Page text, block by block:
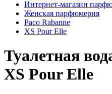
Интернет-магазин
Женская парфюмерия
Paco Rabanne
XS Pour Elle
Туалетная
XS Pour Elle